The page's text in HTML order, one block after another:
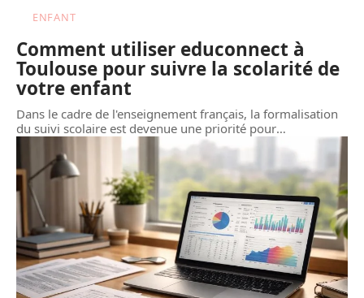
ENFANT
Comment utiliser educonnect à
Toulouse pour suivre la scolarité de
votre enfant
Dans le cadre de l'enseignement français, la formalisation
du suivi scolaire est devenue une priorité pour…